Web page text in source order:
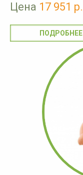
Цена 17 951 р.
ПОДРОБНЕЕ